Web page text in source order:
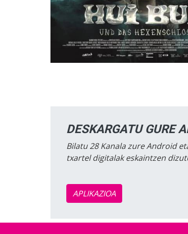
DESKARGATU GURE
Bilatu 28 Kanala zure Android
txartel digitalak eskaintzen
APLIKAZIOA